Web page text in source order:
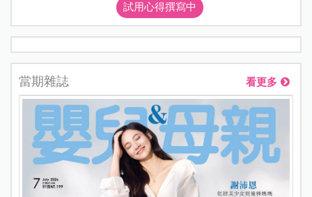
試用心得撰寫中
當期雜誌 看更多